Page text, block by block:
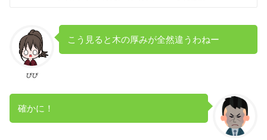
びび
こう見ると木の厚みが全然違うわねー
確かに！